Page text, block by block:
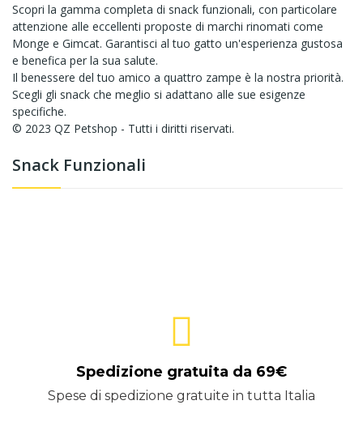
Snack Funzionali
Scopri la gamma completa di snack funzionali, con particolare
attenzione alle eccellenti proposte di marchi rinomati come
Monge e Gimcat. Garantisci al tuo gatto un'esperienza gustosa
e benefica per la sua salute.
Il benessere del tuo amico a quattro zampe è la nostra priorità.
Scegli gli snack che meglio si adattano alle sue esigenze
specifiche.
© 2023 QZ Petshop - Tutti i diritti riservati.
Spedizione gratuita da 69€
Spese di spedizione gratuite in tutta Italia